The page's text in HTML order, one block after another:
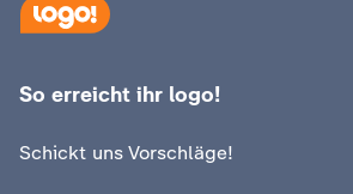
So erreicht ihr logo!
Schickt uns Vorschläge!